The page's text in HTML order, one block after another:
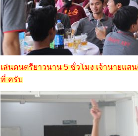
เล่นดนตรียาวนาน 5 ชั่วโมง เจ้านายแส
ที่ ครับ